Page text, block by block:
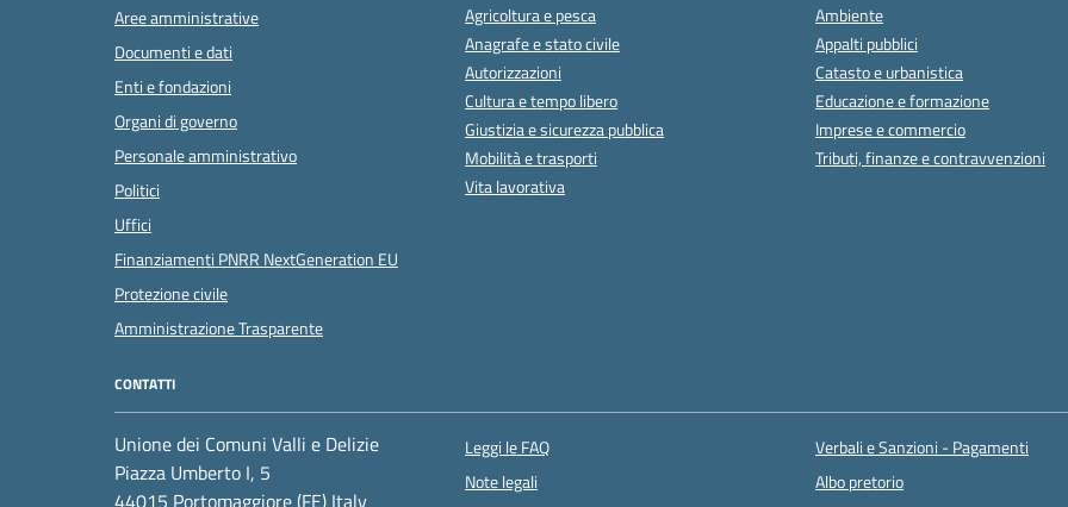
Aree amministrative
Documenti e dati
Enti e fondazioni
Organi di governo
Personale amministrativo
Politici
Uffici
Finanziamenti PNRR NextGeneration EU
Protezione civile
Amministrazione Trasparente
Agricoltura e pesca
Ambiente
Anagrafe e stato civile
Appalti pubblici
Autorizzazioni
Catasto e urbanistica
Cultura e tempo libero
Educazione e formazione
Giustizia e sicurezza pubblica
Imprese e commercio
Mobilità e trasporti
Tributi, finanze e contravvenzioni
Vita lavorativa
CONTATTI
Unione dei Comuni Valli e Delizie
Piazza Umberto I, 5
44015 Portomaggiore (FE) Italy
Leggi le FAQ
Note legali
Verbali e Sanzioni - Pagamenti
Albo pretorio